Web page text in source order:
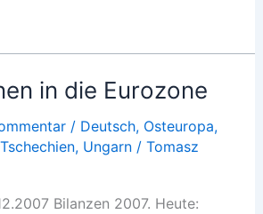
in die Eurozone
/ Deutsch, Osteuropa,
Tschechien, Ungarn/ Tomasz
Bilanzen 2007. Heute: